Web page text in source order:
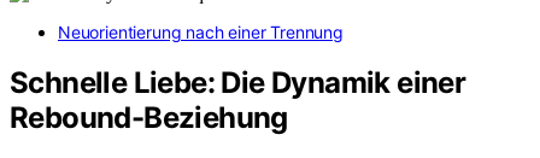
Neuorientierung nach einer Trennung
Schnelle Liebe: Die Dynamik einer
Rebound-Beziehung